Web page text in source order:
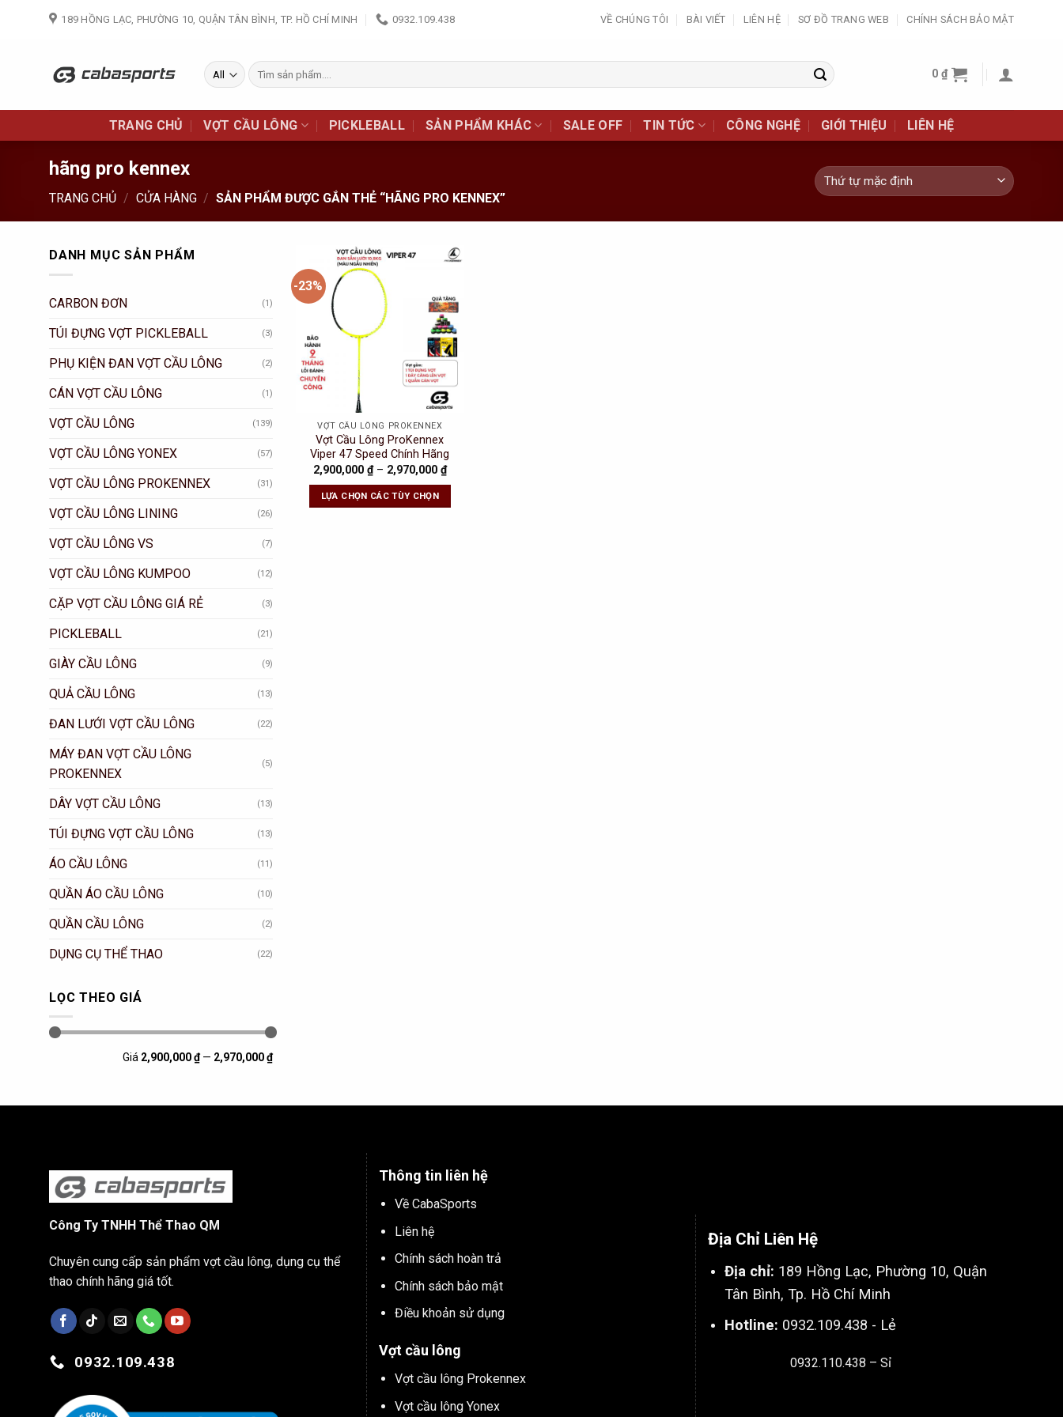
189 HỒNG LẠC, PHƯỜNG 10, QUẬN TÂN BÌNH, TP. HỒ CHÍ MINH 0932.109.438 VỀ CHÚNG TÔI BÀI VIẾT LIÊN HỆ SƠ ĐỒ TRANG WEB CHÍNH SÁCH BẢO MẬT
Tìm
kiếm:
0₫
TRANG CHỦ VỢT CẦU LÔNG PICKLEBALL SẢN PHẨM KHÁC SALE OFF TIN TỨC CÔNG NGHỆ GIỚI THIỆU LIÊN HỆ
hãng pro kennex
TRANG CHỦ / CỬA HÀNG / SẢN PHẨM ĐƯỢC GẮN THẺ “HÃNG PRO KENNEX”
DANH MỤC SẢN PHẨM
CARBON ĐƠN (1)
TÚI ĐỰNG VỢT PICKLEBALL (3)
PHỤ KIỆN ĐAN VỢT CẦU LÔNG (2)
CÁN VỢT CẦU LÔNG (1)
VỢT CẦU LÔNG (139)
VỢT CẦU LÔNG YONEX (57)
VỢT CẦU LÔNG PROKENNEX (31)
VỢT CẦU LÔNG LINING (26)
VỢT CẦU LÔNG VS (7)
VỢT CẦU LÔNG KUMPOO (12)
CẶP VỢT CẦU LÔNG GIÁ RẺ (3)
PICKLEBALL (21)
GIÀY CẦU LÔNG (9)
QUẢ CẦU LÔNG (13)
ĐAN LƯỚI VỢT CẦU LÔNG (22)
MÁY ĐAN VỢT CẦU LÔNG
PROKENNEX
(5)
DÂY VỢT CẦU LÔNG (13)
TÚI ĐỰNG VỢT CẦU LÔNG (13)
ÁO CẦU LÔNG (11)
QUẦN ÁO CẦU LÔNG (10)
QUẦN CẦU LÔNG (2)
DỤNG CỤ THỂ THAO (22)
LỌC THEO GIÁ
Giá 2,900,000 ₫— 2,970,000 ₫
-23%
Wishlist
VỢT CẦU LÔNG PROKENNEX
Vợt Cầu Lông ProKennex
Viper 47 Speed Chính Hãng
2,900,000 ₫– 2,970,000 ₫
LỰA CHỌN CÁC TÙY CHỌN
Công Ty TNHH Thể Thao QM
Chuyên cung cấp sản phẩm vợt cầu lông, dụng cụ thể
thao chính hãng giá tốt.
0932.109.438
Thông tin liên hệ
Về CabaSports
Liên hệ
Chính sách hoàn trả
Chính sách bảo mật
Điều khoản sử dụng
Vợt cầu lông
Vợt cầu lông Prokennex
Vợt cầu lông Yonex
Địa Chỉ Liên Hệ
Địa chỉ: 189 Hồng Lạc, Phường 10, Quận
Tân Bình, Tp. Hồ Chí Minh
Hotline: 0932.109.438 - Lẻ
0932.110.438 – Sỉ